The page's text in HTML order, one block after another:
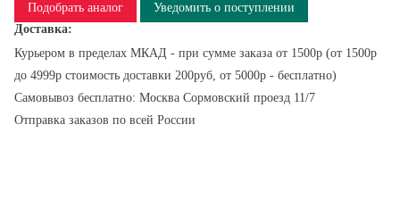
Подобрать аналог
Уведомить о поступлении
Доставка:
Курьером в пределах МКАД - при сумме заказа от 1500р (от 1500р
до 4999р стоимость доставки 200руб, от 5000р - бесплатно)
Самовывоз бесплатно: Москва Сормовский проезд 11/7
Отправка заказов по всей России